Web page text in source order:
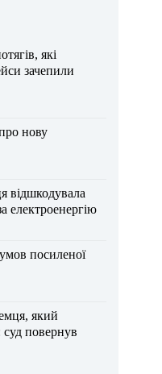
які
зачепили
нову
відшкодувала
електроенергію
посиленої
який
повернув